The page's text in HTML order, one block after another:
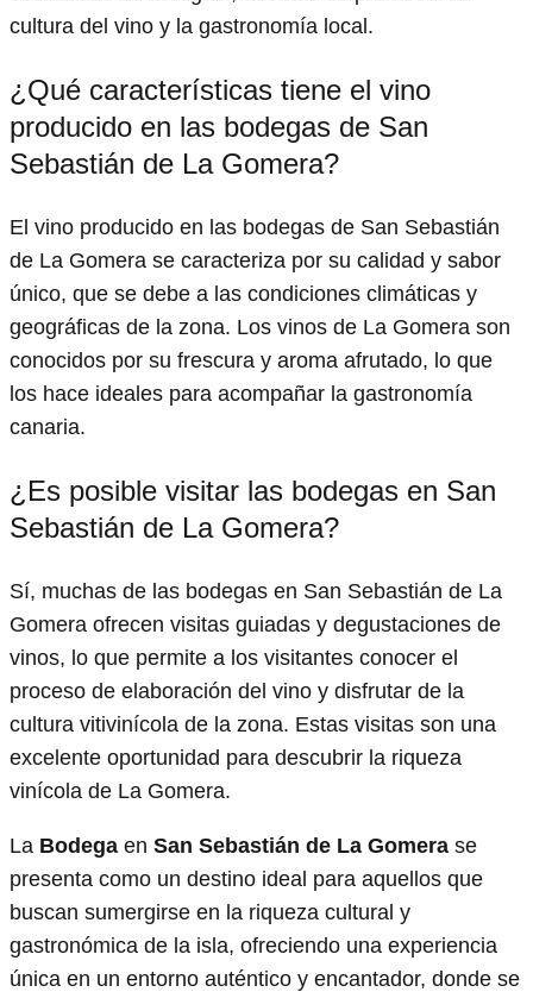
cultura del vino y la gastronomía local.
¿Qué características tiene el vino
producido en las bodegas de San
Sebastián de La Gomera?
El vino producido en las bodegas de San Sebastián
de La Gomera se caracteriza por su calidad y sabor
único, que se debe a las condiciones climáticas y
geográficas de la zona. Los vinos de La Gomera son
conocidos por su frescura y aroma afrutado, lo que
los hace ideales para acompañar la gastronomía
canaria.
¿Es posible visitar las bodegas en San
Sebastián de La Gomera?
Sí, muchas de las bodegas en San Sebastián de La
Gomera ofrecen visitas guiadas y degustaciones de
vinos, lo que permite a los visitantes conocer el
proceso de elaboración del vino y disfrutar de la
cultura vitivinícola de la zona. Estas visitas son una
excelente oportunidad para descubrir la riqueza
vinícola de La Gomera.
La Bodega en San Sebastián de La Gomera se
presenta como un destino ideal para aquellos que
buscan sumergirse en la riqueza cultural y
gastronómica de la isla, ofreciendo una experiencia
única en un entorno auténtico y encantador, donde se